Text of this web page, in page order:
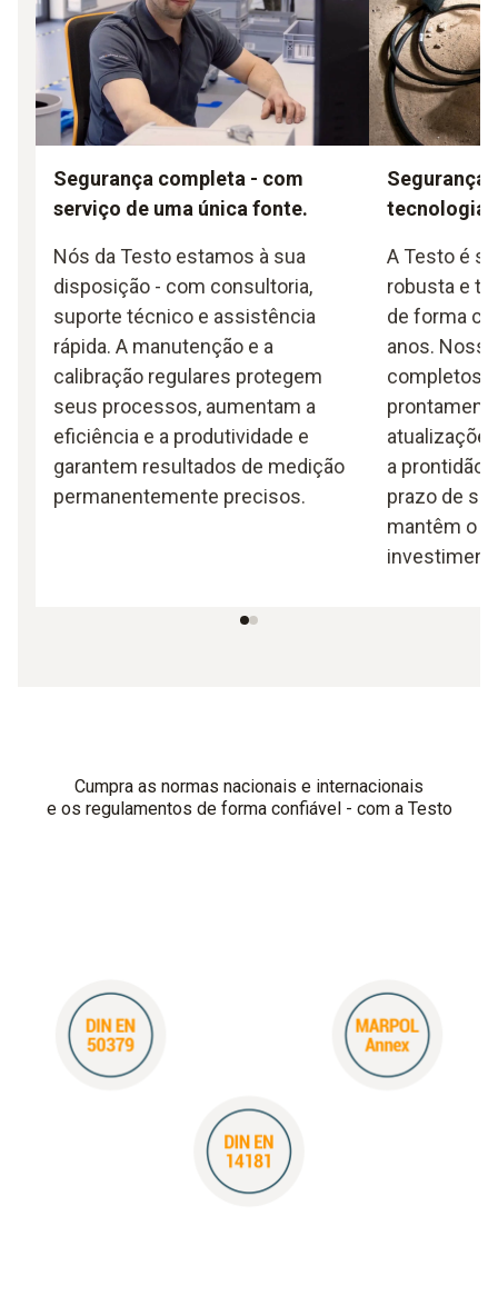
Segurança completa - com
serviço de uma única fonte.
Nós da Testo estamos à sua
disposição - com consultoria,
suporte técnico e assistência
rápida. A manutenção e a
calibração regulares protegem
seus processos, aumentam a
eficiência e a produtividade e
garantem resultados de medição
permanentemente precisos.
Segurança
tecnologia
A Testo é
robusta e
de forma
anos.
completos,
a prontidão
prazo de
mantêm o
Cumpra as normas nacionais e internacionais
e os regulamentos de forma confiável - com a Testo